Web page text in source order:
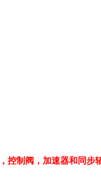
控制阀，加速器和同步